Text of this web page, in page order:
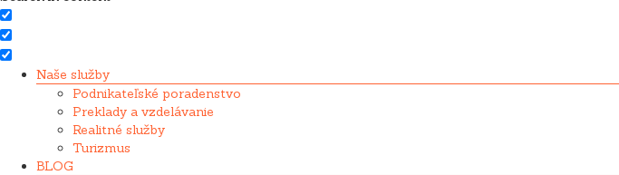
Naše služby
Podnikateľské poradenstvo
Preklady a vzdelávanie
Realitné služby
Turizmus
BLOG